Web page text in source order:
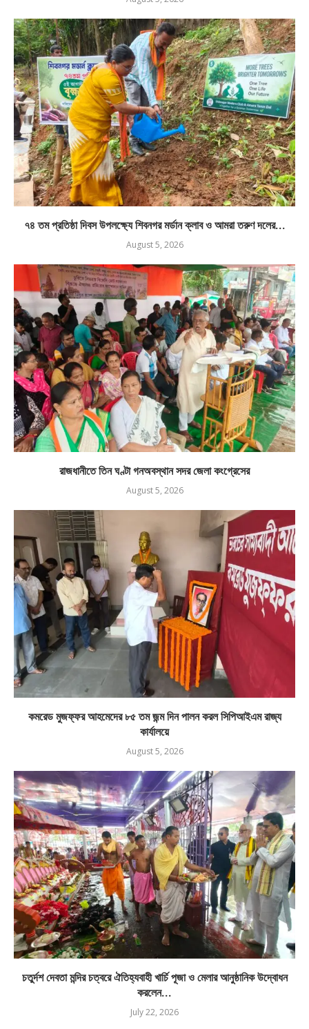
৭৪ তম প্রতিষ্ঠা দিবস উপলক্ষ্যে শিবনগর মর্ডান ক্লাব ও আমরা তরুণ দলের...
August 5, 2026
রাজধানীতে তিন ঘণ্টা গনঅবস্থান সদর জেলা কংগ্রেসের
August 5, 2026
কমরেড মুজফ্ফর আহমেদের ৮৫ তম জন্ম দিন পালন করল সিপিআইএম রাজ্য
কার্যালয়ে
August 5, 2026
চতুর্দশ দেবতা মন্দির চত্বরে ঐতিহ্যবাহী খার্চি পূজা ও মেলার আনুষ্ঠানিক উদ্বোধন
করলেন...
July 22, 2026